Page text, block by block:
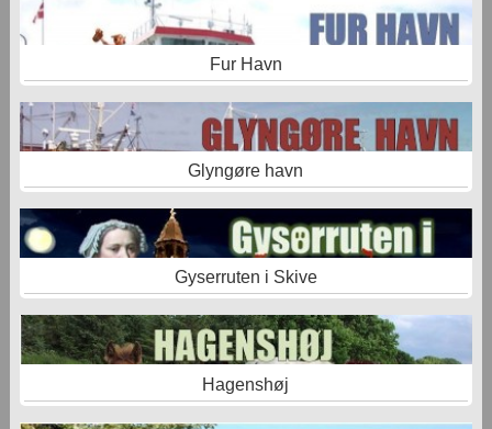
Fur Havn
Glyngøre havn
Gyserruten i Skive
Hagenshøj